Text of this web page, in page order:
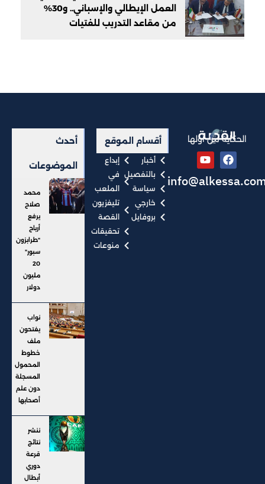
العمل الإيطالي والإسباني.. و30%
من مقاعد التدريب للفتيات
الحكاية من أولها أقسام الموقع
أخبار
بالتفصيل
سياسة
خارجي
بروفايل
إبداع
في
الملعب
تليفزيون
القصة
تحقيقات
منوعات
أحدث
الموضوعات
محمد
صلاح
يرفع
أرباح
"طرابزون
سبور"
20
مليون
دولار
نواب
يفتحون
ملف
خطوط
المحمول
المسجلة
دون علم
أصحابها
ننشر
نتائج
قرعة
دوري
أبطال